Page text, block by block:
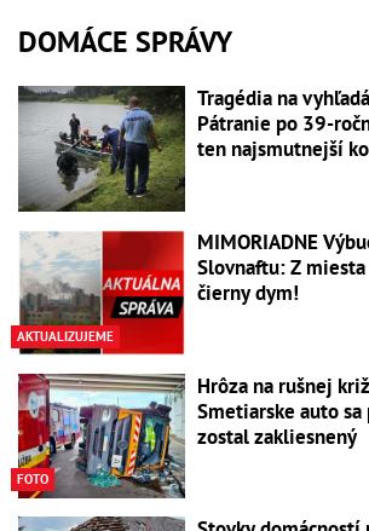
DOMÁCE SPRÁVY
Tragédia na
Pátranie po 39-
ten najsmutnejší
AKTUALIZUJEME
MIMORIADNE
Slovnaftu: Z
čierny dym!
FOTO
Hrôza na rušnej
Smetiarske auto
zostal zakliesnený